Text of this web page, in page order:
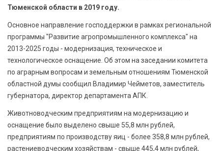
Тюменской области в 2019 году.
Основное направление господдержки в рамках региональной
программы "Развитие агропромышленного комплекса" на
2013-2025 годы - модернизация, техническое и
технологическое оснащение. Об этом на заседании комитета
по аграрным вопросам и земельным отношениям Тюменской
областной думы сообщил Владимир Чейметов, заместитель
губернатора, директор департамента АПК.
Животноводческим предприятиям на модернизацию и
оснащение было выделено свыше 55,8 млн рублей,
предприятиям по производству яиц - более 358,8 млн рублей,
растениеводческим хозяйствам - свыше 445,4 млн рублей,